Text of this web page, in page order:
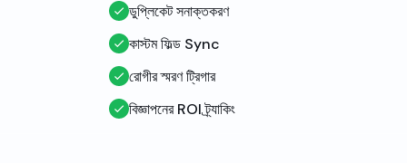
ডুপ্লিকেট সনাক্তকরণ
কাস্টম ফিল্ড Sync
রোগীর স্মরণ ট্রিগার
বিজ্ঞাপনের ROI ট্র্যাকিং